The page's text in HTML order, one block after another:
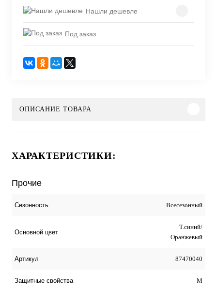
Нашли дешевле
Под заказ
ОПИСАНИЕ ТОВАРА
ХАРАКТЕРИСТИКИ:
Прочие
Сезонность Всесезонный
Основной цвет
Т.синий/
Оранжевый
Артикул 87470040
Защитные свойства М